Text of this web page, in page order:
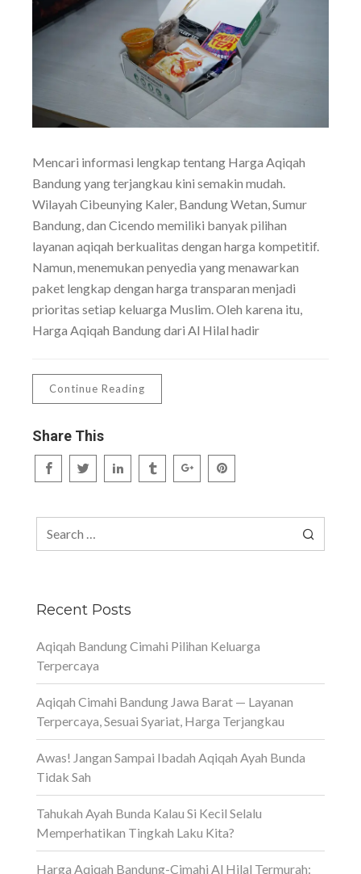
Mencari informasi lengkap tentang Harga Aqiqah
Bandung yang terjangkau kini semakin mudah.
Wilayah Cibeunying Kaler, Bandung Wetan, Sumur
Bandung, dan Cicendo memiliki banyak pilihan
layanan aqiqah berkualitas dengan harga kompetitif.
Namun, menemukan penyedia yang menawarkan
paket lengkap dengan harga transparan menjadi
prioritas setiap keluarga Muslim. Oleh karena itu,
Harga Aqiqah Bandung dari Al Hilal hadir
Continue Reading
Share This
Recent Posts
Aqiqah Bandung Cimahi Pilihan Keluarga
Terpercaya
Aqiqah Cimahi Bandung Jawa Barat — Layanan
Terpercaya, Sesuai Syariat, Harga Terjangkau
Awas! Jangan Sampai Ibadah Aqiqah Ayah Bunda
Tidak Sah
Tahukah Ayah Bunda Kalau Si Kecil Selalu
Memperhatikan Tingkah Laku Kita?
Harga Aqiqah Bandung-Cimahi Al Hilal Termurah: